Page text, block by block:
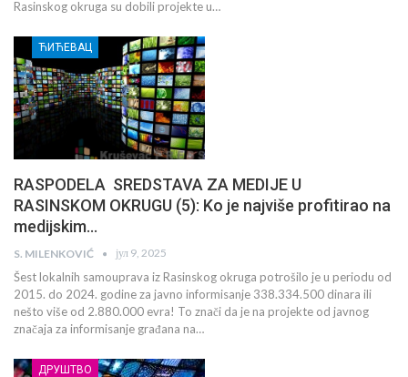
Rasinskog okruga su dobili projekte u…
ЋИЋЕВАЦ
RASPODELA SREDSTAVA ZA MEDIJE U
RASINSKOM OKRUGU (5): Ko je najviše profitirao na
medijskim…
S. MILENKOVIĆ јул 9, 2025
Šest lokalnih samouprava iz Rasinskog okruga potrošilo je u periodu od
2015. do 2024. godine za javno informisanje 338.334.500 dinara ili
nešto više od 2.880.000 evra! To znači da je na projekte od javnog
značaja za informisanje građana na…
ДРУШТВО